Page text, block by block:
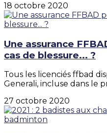
18 octobre 2020
Une assurance
cas de blessure... ?
Tous les licenciés ffbad
Generali, incluse dans le
27 octobre 2020